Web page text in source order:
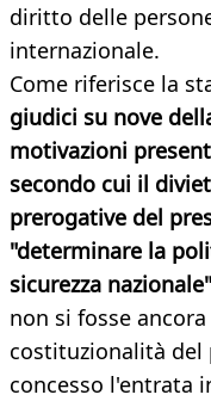
diritto delle
internazionale.
Come riferisce la
giudici su nove
motivazioni
secondo cui il
prerogative del
"determinare la
sicurezza nazionale"
non si fosse
costituzionalità del
concesso l'entrata